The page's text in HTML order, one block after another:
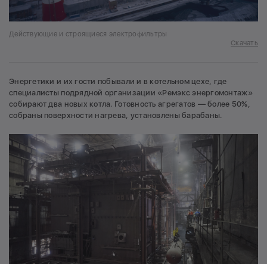
Действующие и строящиеся электрофильтры
Скачать
Энергетики и их гости побывали и в котельном цехе, где
специалисты подрядной организации «Ремэкс энергомонтаж»
собирают два новых котла. Готовность агрегатов — более 50%,
собраны поверхности нагрева, установлены барабаны.